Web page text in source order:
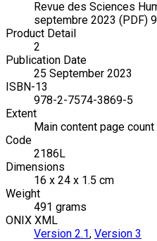
Revue des Sciences
septembre 2023 (PDF)
Product Detail
2
Publication Date
25 September 2023
ISBN-13
978-2-7574-3869-5
Extent
Main content page count
Code
2186L
Dimensions
16 x 24 x 1.5 cm
Weight
491 grams
ONIX XML
Version 2.1, Version 3